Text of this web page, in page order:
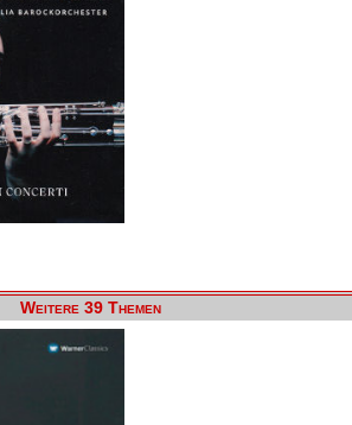
Weitere 39 Themen